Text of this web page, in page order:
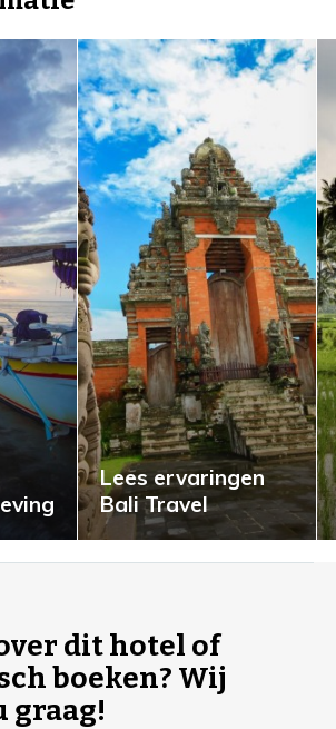
Lees ervaringen
Bali Travel
dit hotel of
boeken? Wij
graag!